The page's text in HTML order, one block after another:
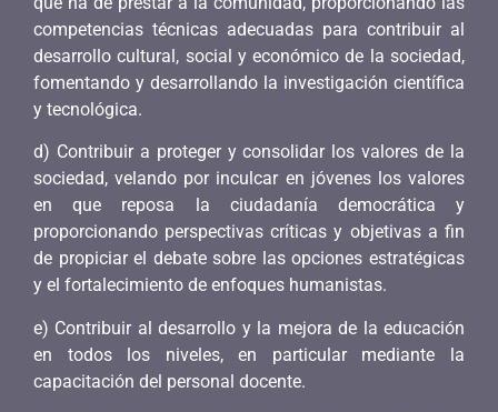
competencias técnicas adecuadas para contribuir al
desarrollo cultural, social y económico de la sociedad,
fomentando y desarrollando la investigación científica
y tecnológica.
d) Contribuir a proteger y consolidar los valores de la
sociedad, velando por inculcar en jóvenes los valores
en que reposa la ciudadanía democrática y
proporcionando perspectivas críticas y objetivas a fin
de propiciar el debate sobre las opciones estratégicas
y el fortalecimiento de enfoques humanistas.
e) Contribuir al desarrollo y la mejora de la educación
en todos los niveles, en particular mediante la
capacitación del personal docente.